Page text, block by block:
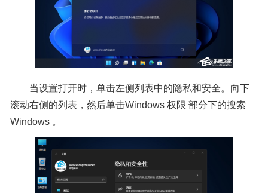
当设置打开时，单击左侧列表中的隐私和安全。向下
滚动右侧的列表，然后单击Windows 权限 部分下的搜索
Windows 。